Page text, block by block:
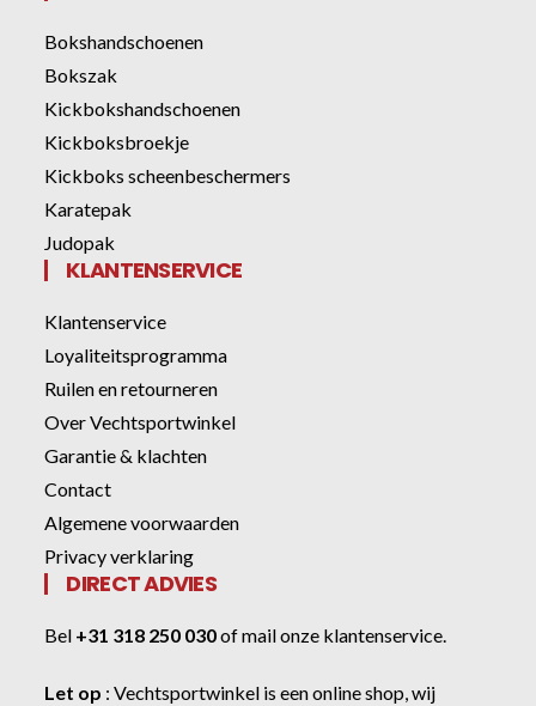
Bokshandschoenen
Bokszak
Kickbokshandschoenen
Kickboksbroekje
Kickboks scheenbeschermers
Karatepak
Judopak
KLANTENSERVICE
Klantenservice
Loyaliteitsprogramma
Ruilen en retourneren
Over Vechtsportwinkel
Garantie & klachten
Contact
Algemene voorwaarden
Privacy verklaring
DIRECT ADVIES
Bel +31 318 250 030ofmail onze klantenservice.
Let op :Vechtsportwinkel is een online shop, wij